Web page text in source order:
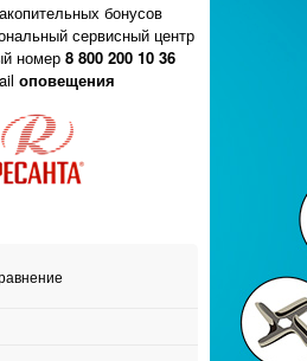
бонусов
сервисный центр
номер 8 800 200 10 36
оповещения